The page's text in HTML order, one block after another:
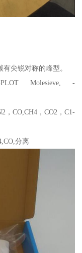
尖锐对称的峰型。
Molesieve, -
，CO,CH4，CO2，C1-
分离